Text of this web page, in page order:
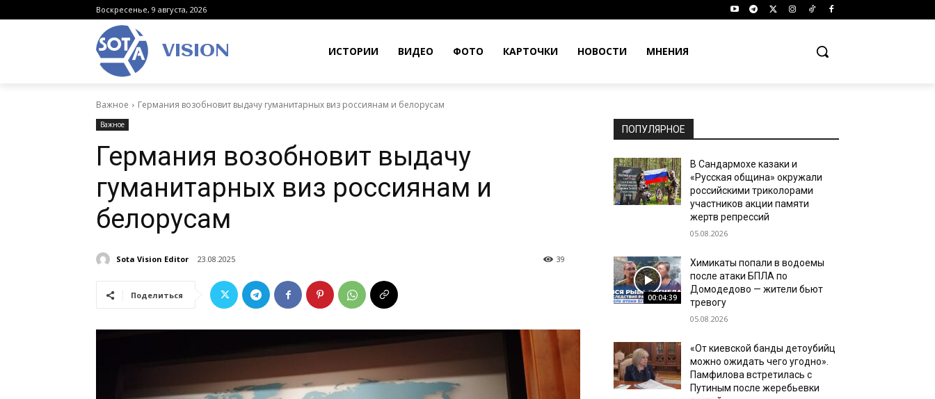
Воскресенье, 9 августа, 2026
VISION ИСТОРИИ ВИДЕО ФОТО КАРТОЧКИ НОВОСТИ МНЕНИЯ
Важное Германия возобновит выдачу гуманитарных виз россиянам и белорусам
Важное
Германия возобновит выдачу
гуманитарных виз россиянам и
белорусам
Sota Vision Editor 23.08.2025 39
Поделиться
ПОПУЛЯРНОЕ
В Сандармохе казаки и
«Русская община» окружали
российскими триколорами
участников акции памяти
жертв репрессий
05.08.2026
00:04:39
Химикаты попали в водоемы
после атаки БПЛА по
Домодедово — жители бьют
тревогу
05.08.2026
«От киевской банды детоубийц
можно ожидать чего угодно».
Памфилова встретилась с
Путиным после жеребьевки